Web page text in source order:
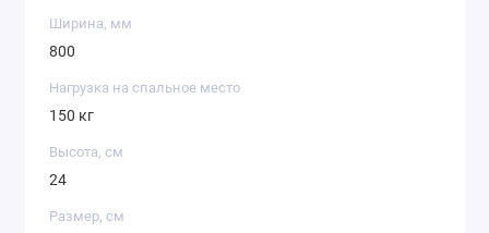
Ширина, мм
800
Нагрузка на спальное место
150 кг
Высота, см
24
Размер, см